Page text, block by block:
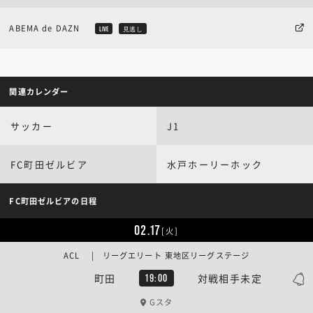
ABEMA de DAZN LIVE 見逃し
関連カレンダー
サッカー J1
FC町田ゼルビア 水戸ホーリーホック
FC町田ゼルビアの日程
02.17[火]
町田 19:00 対戦相手未定
ACL | リーグエリート 東地区リーグステージ
Gスタ